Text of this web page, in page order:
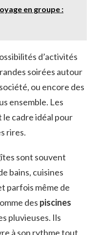
en groupe :
d’activités
soirées autour
ou encore des
ensemble. Les
cadre idéal pour
rires.
sont souvent
bains, cuisines
parfois même de
des piscines
pluvieuses. Ils
à son rythme tout